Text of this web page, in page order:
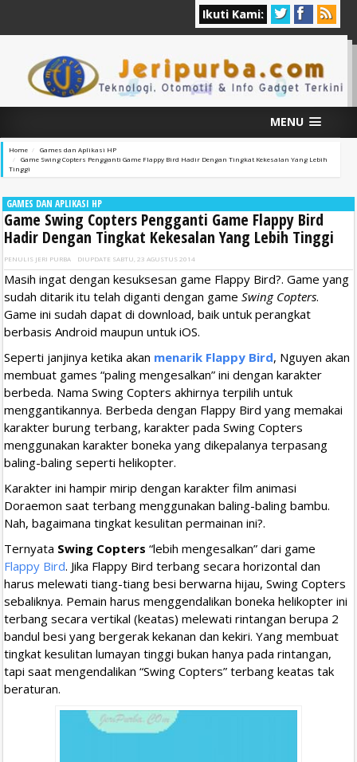
Ikuti Kami:
MENU
Home
Games dan Aplikasi HP
Game Swing Copters Pengganti Game Flappy Bird Hadir Dengan Tingkat Kekesalan Yang Lebih
Tinggi
GAMES DAN APLIKASI HP
Game Swing Copters Pengganti Game Flappy Bird
Hadir Dengan Tingkat Kekesalan Yang Lebih Tinggi
PENULIS JERI PURBA DIUPDATE SABTU, 23 AGUSTUS 2014
Masih ingat dengan kesuksesan game Flappy Bird?. Game yang
sudah ditarik itu telah diganti dengan game Swing Copters.
Game ini sudah dapat di download, baik untuk perangkat
berbasis Android maupun untuk iOS.
Seperti janjinya ketika akan menarik Flappy Bird, Nguyen akan
membuat games “paling mengesalkan” ini dengan karakter
berbeda. Nama Swing Copters akhirnya terpilih untuk
menggantikannya. Berbeda dengan Flappy Bird yang memakai
karakter burung terbang, karakter pada Swing Copters
menggunakan karakter boneka yang dikepalanya terpasang
baling-baling seperti helikopter.
Karakter ini hampir mirip dengan karakter film animasi
Doraemon saat terbang menggunakan baling-baling bambu.
Nah, bagaimana tingkat kesulitan permainan ini?.
Ternyata Swing Copters “lebih mengesalkan” dari game
Flappy Bird. Jika Flappy Bird terbang secara horizontal dan
harus melewati tiang-tiang besi berwarna hijau, Swing Copters
sebaliknya. Pemain harus menggendalikan boneka helikopter ini
terbang secara vertikal (keatas) melewati rintangan berupa 2
bandul besi yang bergerak kekanan dan kekiri. Yang membuat
tingkat kesulitan lumayan tinggi bukan hanya pada rintangan,
tapi saat mengendalikan “Swing Copters” terbang keatas tak
beraturan.